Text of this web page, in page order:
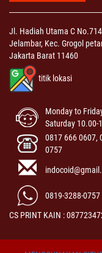
Jl. Hadiah Utama C
Jelambar, Kec. Grogol
Jakarta Barat 11460
titik lokasi
Monday to
Saturday 10.00-
0817 666 0607,
0757
0819-3288-0757
CS PRINT KAIN :